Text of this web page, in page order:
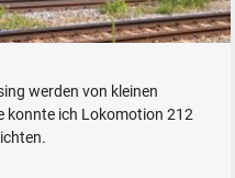
11. August 2023.
werden von kleinen
konnte ich Lokomotion 212